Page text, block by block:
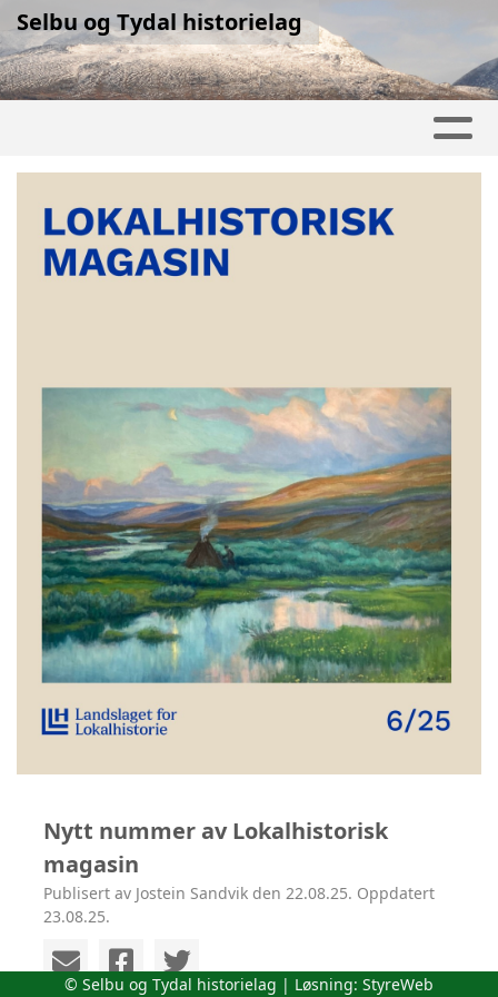
Selbu og Tydal historielag
Nytt nummer av Lokalhistorisk
magasin
Publisert av Jostein Sandvik den 22.08.25. Oppdatert
23.08.25.
© Selbu og Tydal historielag | Løsning: StyreWeb